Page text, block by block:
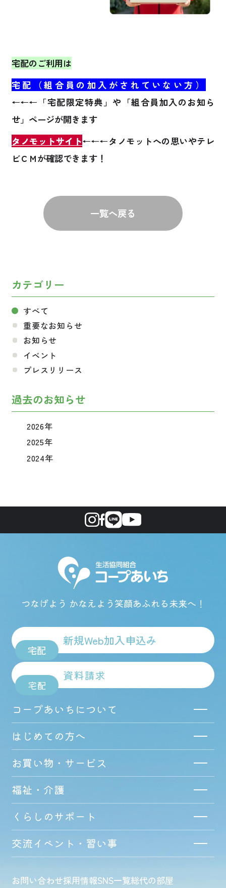
カテゴリー
すべて
重要なお知らせ
お知らせ
イベント
プレスリリース
過去のお知らせ
2026年
2025年
2024年
宅配のご利用は
宅配（組合員の加入がされていない方）
←←←「宅配限定特典」や「組合員加入のお知ら
せ」ページが開きます
タノモットサイト←←←タノモットへの思いやテレ
ビＣＭが確認できます！
一覧へ戻る
つなげよう かなえよう笑顔あふれる未来へ！
宅配
新規Web加入申込み
宅配
資料請求
コープあいちについて
はじめての方へ
お買い物・サービス
福祉・介護
くらしのサポート
交流イベント・習い事
お問い合わせ採用情報SNS一覧総代の部屋